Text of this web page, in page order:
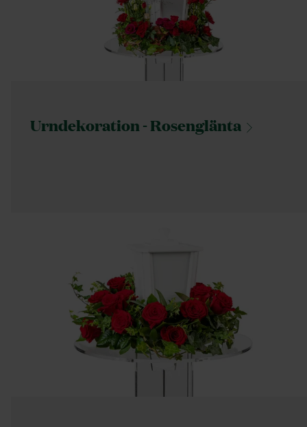
Urndekoration -Rosenglänta